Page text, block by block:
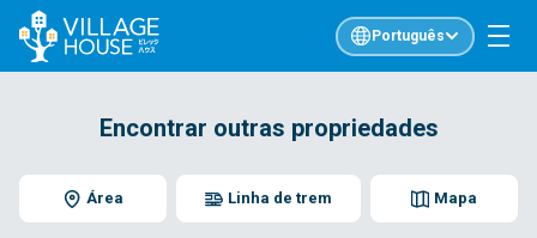
Português
Encontrar outras propriedades
Área Mapa
Linha de trem